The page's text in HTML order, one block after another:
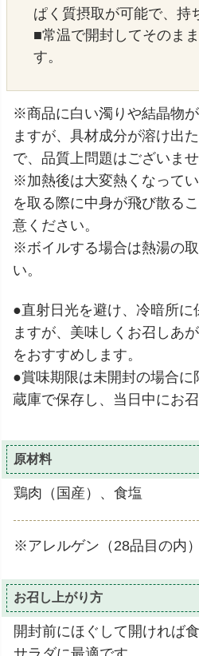
ぱく質摂取が可能で、持
■常温で開封してそのま
す。
※商品に白い濁りや結晶物
ますが、具材成分が溶け出
で、品質上問題はございませ
※加熱後は大変熱くなって
を取る際に中身が飛び散る
意ください。
※ボイルする場合は熱湯の
い。
●直射日光を避け、冷暗所に
ますが、美味しくお召しあ
をおすすめします。
●賞味期限は未開封の場合に
蔵庫で保存し、当日中にお
原材料
鶏肉（国産）、食塩
※アレルゲン（28品目の内
お召し上がり方
開封前にほぐして開ければ